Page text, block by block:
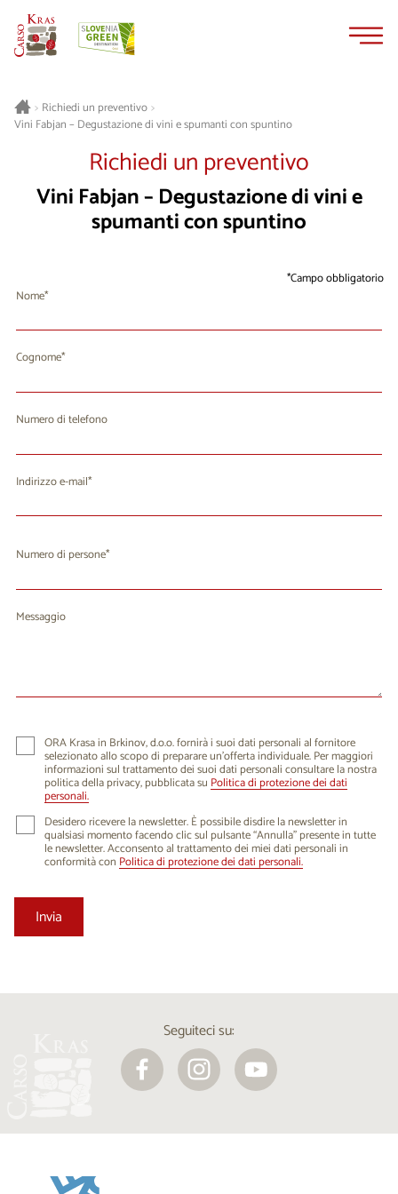
> Richiedi un preventivo>
Vini Fabjan – Degustazione di vini e spumanti con spuntino
Richiedi un preventivo
Vini Fabjan – Degustazione di vini e
spumanti con spuntino
Campo obbligatorio
Nome
Cognome
Numero di telefono
Indirizzo e-mail
Numero di persone
Messaggio
ORA Krasa in Brkinov, d.o.o. fornirà i suoi dati personali al fornitore
selezionato allo scopo di preparare un'offerta individuale. Per maggiori
informazioni sul trattamento dei suoi dati personali consultare la nostra
politica della privacy, pubblicata su Politica di protezione dei dati
personali.
Desidero ricevere la newsletter. È possibile disdire la newsletter in
qualsiasi momento facendo clic sul pulsante “Annulla” presente in tutte
le newsletter. Acconsento al trattamento dei miei dati personali in
conformità con Politica di protezione dei dati personali.
Seguiteci su: